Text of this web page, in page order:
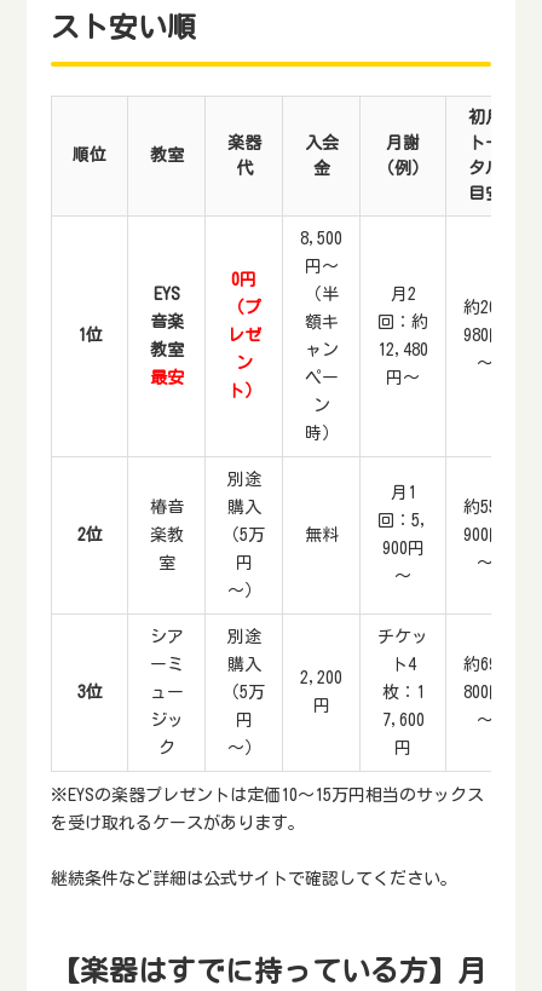
スト安い順
順位 教室
楽器
代
入会
金
月謝
（例）
初月
トー
タル
目安
1位
EYS
音楽
教室
最安
0円
（プ
レゼ
ン
ト）
8,500
円～
（半
額キ
ャン
ペー
ン
時）
月2
回：約
12,480
円～
約20,
980円
～
2位
椿音
楽教
室
別途
購入
（5万
円
～）
無料
月1
回：5,
900円
～
約55,
900円
～
3位
シア
ーミ
ュー
ジッ
ク
別途
購入
（5万
円
～）
2,200
円
チケッ
ト4
枚：1
7,600
円
約69,
800円
～
※EYSの楽器プレゼントは定価10～15万円相当のサックス
を受け取れるケースがあります。
継続条件など詳細は公式サイトで確認してください。
【楽器はすでに持っている方】月